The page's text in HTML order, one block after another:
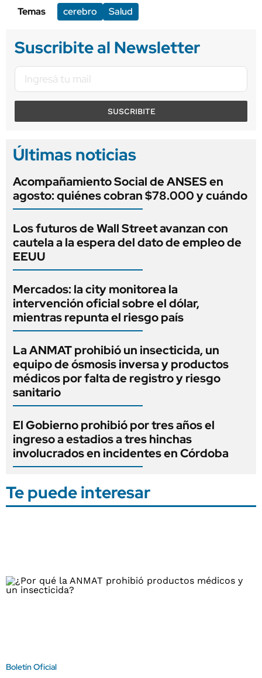
Temas
cerebro Salud
Suscribite al Newsletter
SUSCRIBITE
Últimas noticias
Acompañamiento Social de ANSES en
agosto: quiénes cobran $78.000 y cuándo
Los futuros de Wall Street avanzan con
cautela a la espera del dato de empleo de
EEUU
Mercados: la city monitorea la
intervención oficial sobre el dólar,
mientras repunta el riesgo país
La ANMAT prohibió un insecticida, un
equipo de ósmosis inversa y productos
médicos por falta de registro y riesgo
sanitario
El Gobierno prohibió por tres años el
ingreso a estadios a tres hinchas
involucrados en incidentes en Córdoba
Te puede interesar
Boletín Oficial